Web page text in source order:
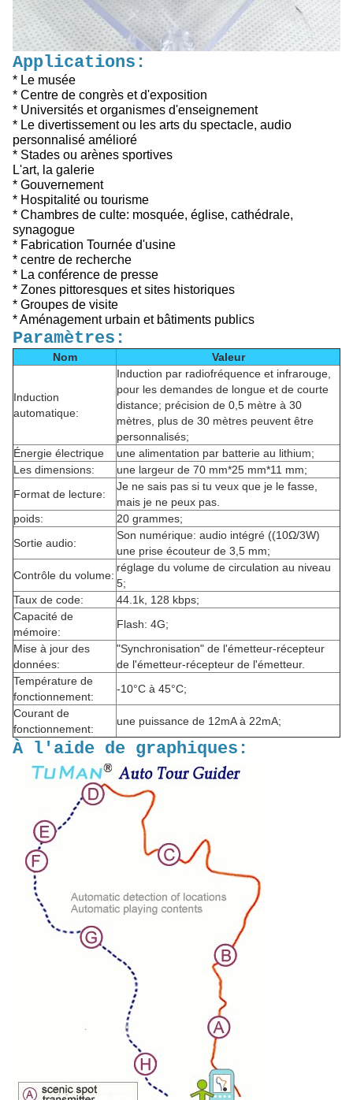
Applications:
* Le musée
* Centre de congrès et d'exposition
* Universités et organismes d'enseignement
* Le divertissement ou les arts du spectacle, audio
personnalisé amélioré
* Stades ou arènes sportives
L'art, la galerie
* Gouvernement
* Hospitalité ou tourisme
* Chambres de culte: mosquée, église, cathédrale,
synagogue
* Fabrication Tournée d'usine
* centre de recherche
* La conférence de presse
* Zones pittoresques et sites historiques
* Groupes de visite
* Aménagement urbain et bâtiments publics
Paramètres:
Nom Valeur
Induction
automatique:
Induction par radiofréquence et infrarouge,
pour les demandes de longue et de courte
distance; précision de 0,5 mètre à 30
mètres, plus de 30 mètres peuvent être
personnalisés;
Énergie électrique
une alimentation par batterie au lithium;
Les dimensions:
une largeur de 70 mm*25 mm*11 mm;
Format de lecture:
Je ne sais pas si tu veux que je le fasse,
mais je ne peux pas.
poids:
20 grammes;
Sortie audio:
Son numérique: audio intégré ((10Ω/3W)
une prise écouteur de 3,5 mm;
Contrôle du volume:
réglage du volume de circulation au niveau
5;
Taux de code:
44.1k, 128 kbps;
Capacité de
mémoire:
Flash: 4G;
Mise à jour des
données:
"Synchronisation" de l'émetteur-récepteur
de l'émetteur-récepteur de l'émetteur.
Température de
fonctionnement:
-10°C à 45°C;
Courant de
fonctionnement:
une puissance de 12mA à 22mA;
À l'aide de graphiques: